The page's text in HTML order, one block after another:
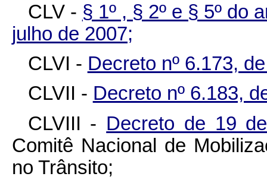
CLV - § 1º , § 2º e § 5º do
julho de 2007;
CLVI - Decreto nº 6.173,
CLVII - Decreto nº 6.183,
CLVIII - Decreto de 19
Comitê Nacional de
no Trânsito;